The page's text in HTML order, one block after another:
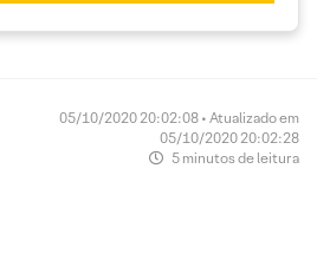
05/10/2020 20:02:08 • Atualizado em
05/10/2020 20:02:28
5 minutos de leitura